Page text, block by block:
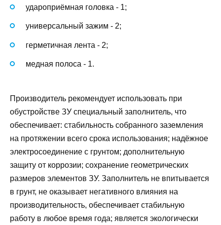
удароприёмная головка - 1;
универсальный зажим - 2;
герметичная лента - 2;
медная полоса - 1.
Производитель рекомендует использовать при
обустройстве ЗУ специальный заполнитель, что
обеспечивает: стабильность собранного заземления
на протяжении всего срока использования; надёжное
электросоединение с грунтом; дополнительную
защиту от коррозии; сохранение геометрических
размеров элементов ЗУ. Заполнитель не впитывается
в грунт, не оказывает негативного влияния на
производительность, обеспечивает стабильную
работу в любое время года; является экологически